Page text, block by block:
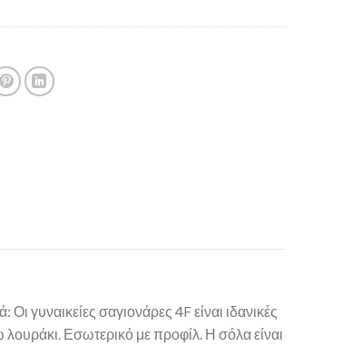
γυναικείες σαγιονάρες 4F είναι ιδανικές
Εσωτερικό με προφίλ. Η σόλα είναι